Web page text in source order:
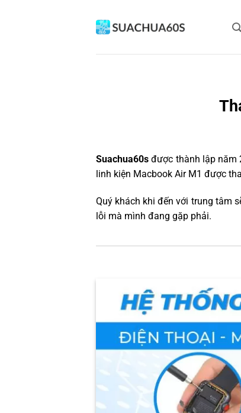
Suachua60s được thành lập năm
linh kiện Macbook Air M1 được
Quý khách khi đến với trung tâm
lỗi mà mình đang gặp phải.